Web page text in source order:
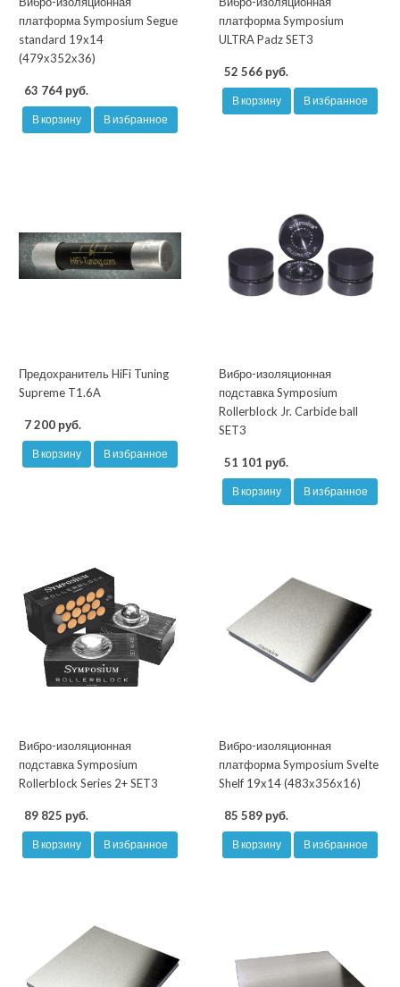
платформа Symposium Segue
standard 19x14
(479х352х36)
63 764 руб.
В корзину В избранное
платформа Symposium
ULTRA Padz SET3
52 566 руб.
В корзину В избранное
Предохранитель HiFi Tuning
Supreme T1.6A
7 200 руб.
В корзину В избранное
Вибро-изоляционная
подставка Symposium
Rollerblock Jr. Carbide ball
SET3
51 101 руб.
В корзину В избранное
Вибро-изоляционная
подставка Symposium
Rollerblock Series 2+ SET3
89 825 руб.
В корзину В избранное
Вибро-изоляционная
платформа Symposium Svelte
Shelf 19x14 (483х356х16)
85 589 руб.
В корзину В избранное